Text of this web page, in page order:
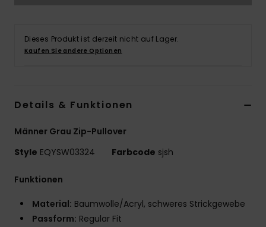
Dieses Produkt ist derzeit nicht auf Lager.
Kaufen Sie andere Optionen
Details & Funktionen
Männer Grau Zip-Pullover
Style EQYSW03324 Farbcode sjsh
Funktionen
Material: Baumwolle/Acryl, schweres Strickgewebe
Passform: Regular Fit